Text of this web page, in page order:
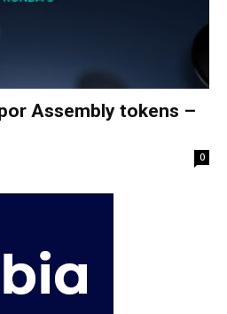
Assembly tokens –
0